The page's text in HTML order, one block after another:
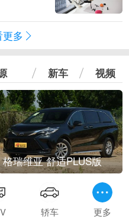
更多
新车 视频
格瑞维亚 舒适PLUS版
轿车 更多